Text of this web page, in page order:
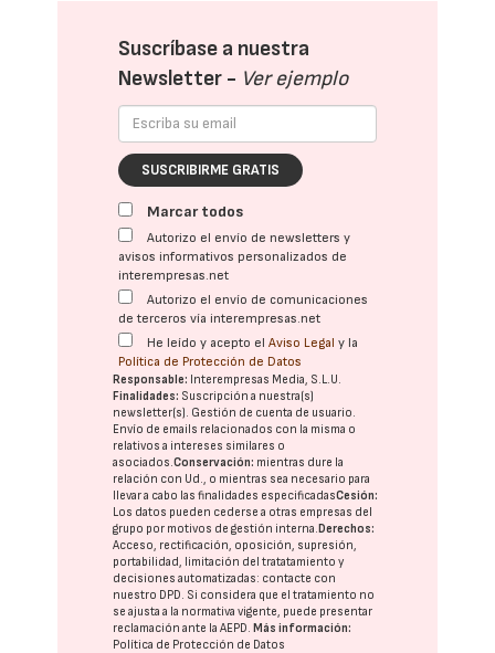
Suscríbase a nuestra
Newsletter - Ver ejemplo
SUSCRIBIRME GRATIS
Marcar todos
Autorizo el envío de newsletters y
avisos informativos personalizados de
interempresas.net
Autorizo el envío de comunicaciones
de terceros vía interempresas.net
He leído y acepto elAviso Legal y la
Política de Protección de Datos
Responsable: Interempresas Media, S.L.U.
Finalidades: Suscripción a nuestra(s)
newsletter(s). Gestión de cuenta de usuario.
Envío de emails relacionados con la misma o
relativos a intereses similares o
asociados.Conservación: mientras dure la
relación con Ud., o mientras sea necesario para
llevar a cabo las finalidades especificadasCesión:
Los datos pueden cederse a otras empresas del
grupo por motivos de gestión interna.Derechos:
Acceso, rectificación, oposición, supresión,
portabilidad, limitación del tratatamiento y
decisiones automatizadas: contacte con
nuestro DPD . Si considera que el tratamiento no
se ajusta a la normativa vigente, puede presentar
reclamación ante laAEPD .Más información:
Política de Protección de Datos